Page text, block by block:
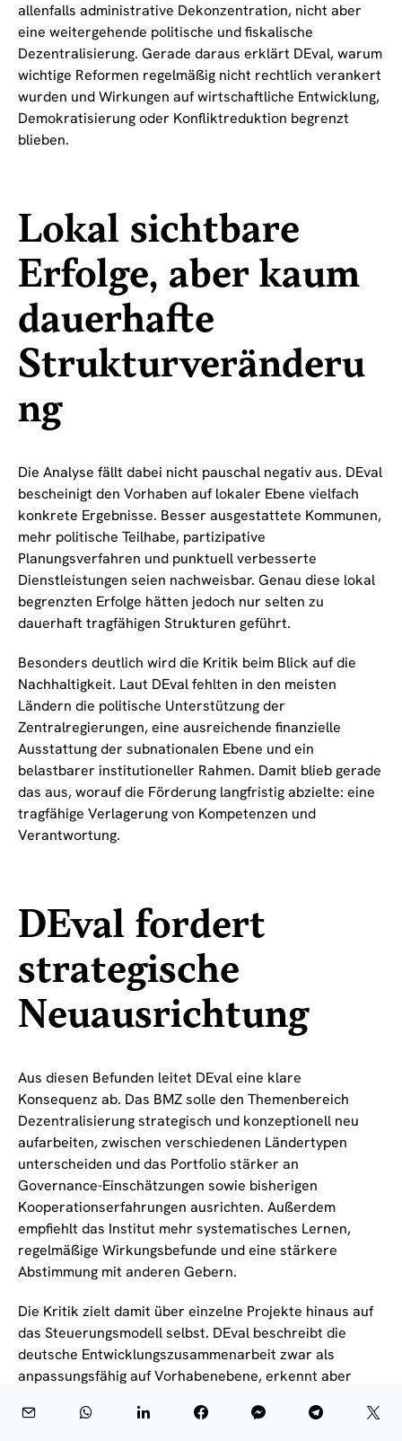
allenfalls administrative Dekonzentration, nicht aber
eine weitergehende politische und fiskalische
Dezentralisierung. Gerade daraus erklärt DEval, warum
wichtige Reformen regelmäßig nicht rechtlich verankert
wurden und Wirkungen auf wirtschaftliche Entwicklung,
Demokratisierung oder Konfliktreduktion begrenzt
blieben.
Lokal sichtbare
Erfolge, aber kaum
dauerhafte
Strukturveränderu
ng
Die Analyse fällt dabei nicht pauschal negativ aus. DEval
bescheinigt den Vorhaben auf lokaler Ebene vielfach
konkrete Ergebnisse. Besser ausgestattete Kommunen,
mehr politische Teilhabe, partizipative
Planungsverfahren und punktuell verbesserte
Dienstleistungen seien nachweisbar. Genau diese lokal
begrenzten Erfolge hätten jedoch nur selten zu
dauerhaft tragfähigen Strukturen geführt.
Besonders deutlich wird die Kritik beim Blick auf die
Nachhaltigkeit. Laut DEval fehlten in den meisten
Ländern die politische Unterstützung der
Zentralregierungen, eine ausreichende finanzielle
Ausstattung der subnationalen Ebene und ein
belastbarer institutioneller Rahmen. Damit blieb gerade
das aus, worauf die Förderung langfristig abzielte: eine
tragfähige Verlagerung von Kompetenzen und
Verantwortung.
DEval fordert
strategische
Neuausrichtung
Aus diesen Befunden leitet DEval eine klare
Konsequenz ab. Das BMZ solle den Themenbereich
Dezentralisierung strategisch und konzeptionell neu
aufarbeiten, zwischen verschiedenen Ländertypen
unterscheiden und das Portfolio stärker an
Governance-Einschätzungen sowie bisherigen
Kooperationserfahrungen ausrichten. Außerdem
empfiehlt das Institut mehr systematisches Lernen,
regelmäßige Wirkungsbefunde und eine stärkere
Abstimmung mit anderen Gebern.
Die Kritik zielt damit über einzelne Projekte hinaus auf
das Steuerungsmodell selbst. DEval beschreibt die
deutsche Entwicklungszusammenarbeit zwar als
anpassungsfähig auf Vorhabenebene, erkennt aber
Antwort auf verschlechterte politische